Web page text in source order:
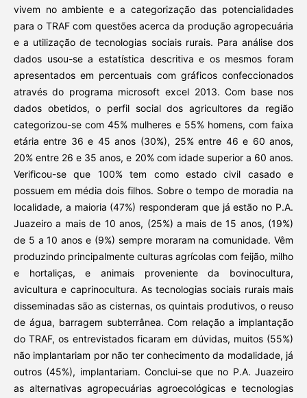
vivem no ambiente e a categorização das potencialidades
para o TRAF com questões acerca da produção agropecuária
e a utilização de tecnologias sociais rurais. Para análise dos
dados usou-se a estatística descritiva e os mesmos foram
apresentados em percentuais com gráficos confeccionados
através do programa microsoft excel 2013. Com base nos
dados obetidos, o perfil social dos agricultores da região
categorizou-se com 45% mulheres e 55% homens, com faixa
etária entre 36 e 45 anos (30%), 25% entre 46 e 60 anos,
20% entre 26 e 35 anos, e 20% com idade superior a 60 anos.
Verificou-se que 100% tem como estado civil casado e
possuem em média dois filhos. Sobre o tempo de moradia na
localidade, a maioria (47%) responderam que já estão no P.A.
Juazeiro a mais de 10 anos, (25%) a mais de 15 anos, (19%)
de 5 a 10 anos e (9%) sempre moraram na comunidade. Vêm
produzindo principalmente culturas agrícolas com feijão, milho
e hortaliças, e animais proveniente da bovinocultura,
avicultura e caprinocultura. As tecnologias sociais rurais mais
disseminadas são as cisternas, os quintais produtivos, o reuso
de água, barragem subterrânea. Com relação a implantação
do TRAF, os entrevistados ficaram em dúvidas, muitos (55%)
não implantariam por não ter conhecimento da modalidade, já
outros (45%), implantariam. Conclui-se que no P.A. Juazeiro
as alternativas agropecuárias agroecológicas e tecnologias